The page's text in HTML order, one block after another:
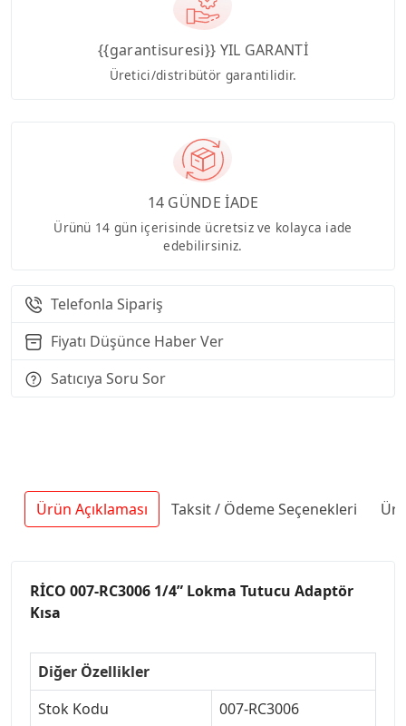
{{garantisuresi}} YIL GARANTİ
Üretici/distribütör garantilidir.
14 GÜNDE İADE
Ürünü 14 gün içerisinde ücretsiz ve kolayca iade
edebilirsiniz.
Telefonla Sipariş
Fiyatı Düşünce Haber Ver
Satıcıya Soru Sor
Ürün Açıklaması Taksit / Ödeme Seçenekleri
RİCO 007-RC3006 1/4” Lokma Tutucu Adaptör
Kısa
Diğer Özellikler
Stok Kodu
007-RC3006